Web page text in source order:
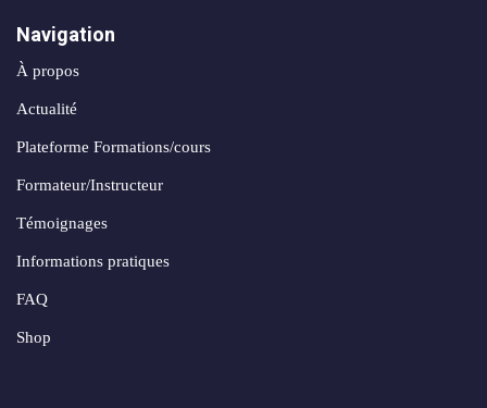
Navigation
À propos
Actualité
Plateforme Formations/cours
Formateur/Instructeur
Témoignages
Informations pratiques
FAQ
Shop